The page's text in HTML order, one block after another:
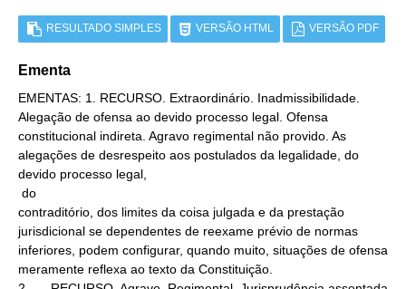
RESULTADO SIMPLES VERSÃO HTML VERSÃO PDF
Ementa
EMENTAS: 1. RECURSO. Extraordinário. Inadmissibilidade.
Alegação de ofensa ao devido processo legal. Ofensa
constitucional indireta. Agravo regimental não provido. As
alegações de desrespeito aos postulados da legalidade, do
devido processo legal,
contraditório, dos limites da coisa julgada e da prestação
jurisdicional se dependentes de reexame prévio de normas
inferiores, podem configurar, quando muito, situações de ofensa
meramente reflexa ao texto da Constituição.